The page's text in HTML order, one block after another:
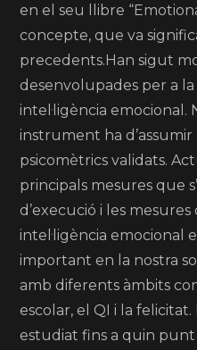
en el seu llibre
concepte, que va
precedents.Han sigut
desenvolupades per a
intel·ligència emocional.
instrument ha
psicomètrics validats.
principals mesures que
d’execució i les
intel·ligència emocional
important en la nostra
amb diferents àmbits
escolar, el QI i la felicitat.
estudiat fins a quin punt